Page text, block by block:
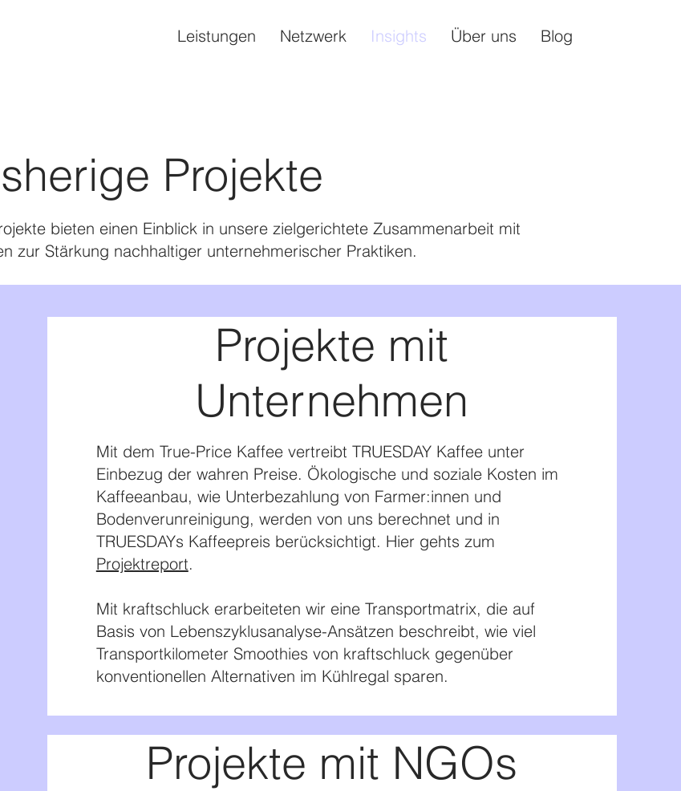
Leistungen Netzwerk Insights Über uns Blog
e Projekte
bieten einen Einblick in unsere zielgerichtete Zusammenarbeit mit
zur Stärkung nachhaltiger unternehmerischer Praktiken.
Projekte mit
Unternehmen
Mit dem True-Price Kaffee vertreibt TRUESDAY Kaffee unter
Einbezug der wahren Preise. Ökologische und soziale Kosten im
Kaffeeanbau, wie Unterbezahlung von Farmer:innen und
Bodenverunreinigung, werden von uns berechnet und in
TRUESDAYs Kaffeepreis berücksichtigt. ​Hier gehts zum
Projektreport.
Mit kraftschluck erarbeiteten wir eine Transportmatrix, die auf
Basis von Lebenszyklusanalyse-Ansätzen beschreibt, wie viel
Transportkilometer Smoothies von kraftschluck gegenüber
konventionellen Alternativen im Kühlregal sparen.
Projekte mit NGOs